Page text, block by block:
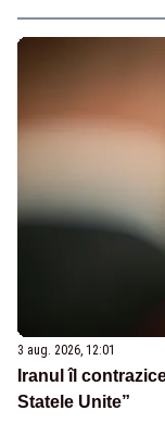
3 aug. 2026, 12:01
Iranul îl
Statele Unite”